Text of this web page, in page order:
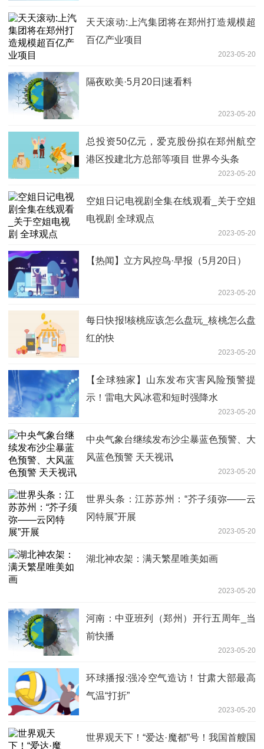
天天滚动:上汽集团将在郑州打造规模超
百亿产业项目
2023-05-20
隔夜欧美·5月20日|速看料
2023-05-20
总投资50亿元，爱克股份拟在郑州航空
港区投建北方总部等项目 世界今头条
2023-05-20
空姐日记电视剧全集在线观看_关于空姐
电视剧 全球观点
2023-05-20
【热闻】立方风控鸟·早报（5月20日）
2023-05-20
每日快报!核桃应该怎么盘玩_核桃怎么盘
红的快
2023-05-20
【全球独家】山东发布灾害风险预警提
示！雷电大风冰雹和短时强降水
2023-05-20
中央气象台继续发布沙尘暴蓝色预警、大
风蓝色预警 天天视讯
2023-05-20
世界头条：江苏苏州：“芥子须弥——云
冈特展”开展
2023-05-20
湖北神农架：满天繁星唯美如画
2023-05-20
河南：中亚班列（郑州）开行五周年_当
前快播
2023-05-20
环球播报:强冷空气造访！​甘肃大部最高
气温“打折”
2023-05-20
世界观天下！“爱达·魔都”号！我国首艘国